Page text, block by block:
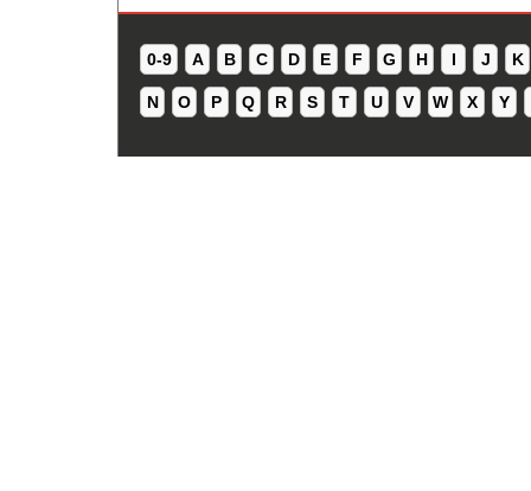
0-9 A B C D E F G H I J K
N O P Q R S T U V W X Y